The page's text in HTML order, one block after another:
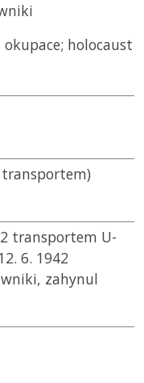
holocaust
transportem U-
6. 1942
zahynul